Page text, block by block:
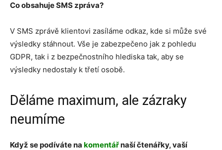
Co obsahuje SMS zpráva?
V SMS zprávě klientovi zasíláme odkaz, kde si může své
výsledky stáhnout. Vše je zabezpečeno jak z pohledu
GDPR, tak i z bezpečnostního hlediska tak, aby se
výsledky nedostaly k třetí osobě.
Děláme maximum, ale zázraky
neumíme
Když se podíváte na komentářnaší čtenářky, vaší